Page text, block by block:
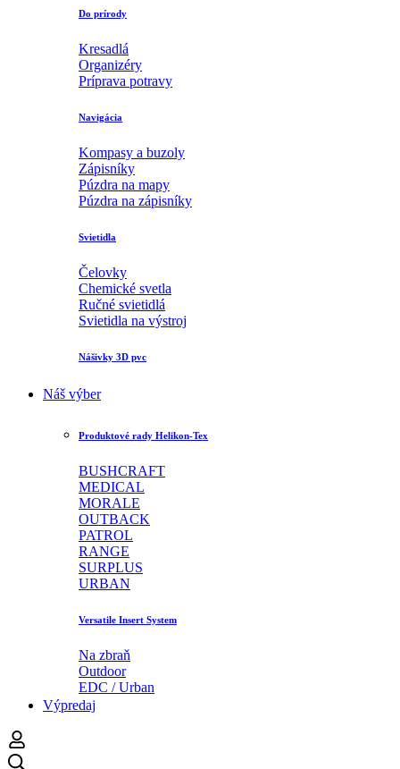
Do prírody
Kresadlá
Organizéry
Príprava potravy
Navigácia
Kompasy a buzoly
Zápisníky
Púzdra na mapy
Púzdra na zápisníky
Svietidla
Čelovky
Chemické svetla
Ručné svietidlá
Svietidla na výstroj
Nášivky 3D pvc
Náš výber
Produktové rady Helikon-Tex
BUSHCRAFT
MEDICAL
MORALE
OUTBACK
PATROL
RANGE
SURPLUS
URBAN
Versatile Insert System
Na zbraň
Outdoor
EDC / Urban
Výpredaj